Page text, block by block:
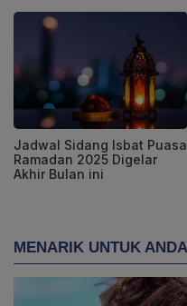
Jadwal Sidang Isbat Puasa
Ramadan 2025 Digelar
Akhir Bulan ini